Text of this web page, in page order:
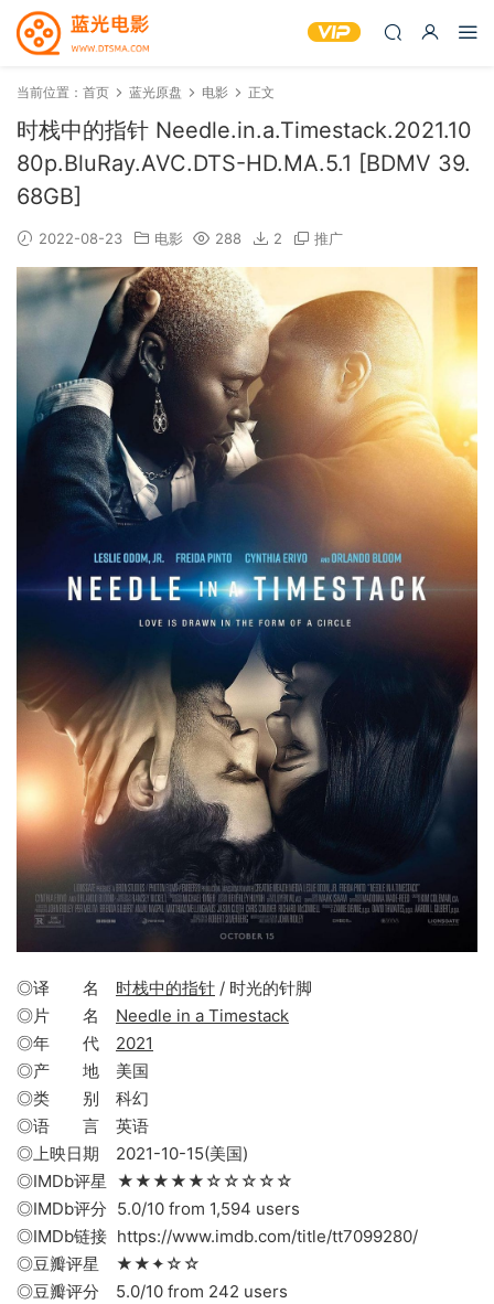
当前位置： 首页 蓝光原盘 电影 正文
时栈中的指针 Needle.in.a.Timestack.2021.10
80p.BluRay.AVC.DTS-HD.MA.5.1 [BDMV 39.
68GB]
2022-08-23 电影 288 2 推广
◎译 名 时栈中的指针 / 时光的针脚
◎片 名 Needle in a Timestack
◎年 代 2021
◎产 地 美国
◎类 别 科幻
◎语 言 英语
◎上映日期 2021-10-15(美国)
◎IMDb评星 ★★★★★☆☆☆☆☆
◎IMDb评分 5.0/10 from 1,594 users
◎IMDb链接 https://www.imdb.com/title/tt7099280/
◎豆瓣评星 ★★✦☆☆
◎豆瓣评分 5.0/10 from 242 users